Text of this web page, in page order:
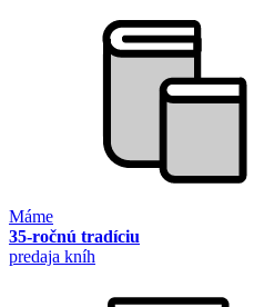
Máme
35-ročnú tradíciu
predaja kníh